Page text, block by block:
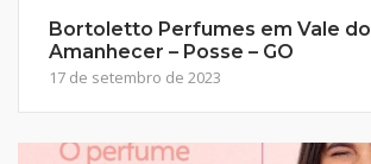
Bortoletto Perfumes em Vale do
Amanhecer – Posse – GO
17 de setembro de 2023